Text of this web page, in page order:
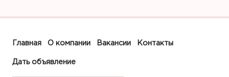
Главная О компании Вакансии Контакты
Дать объявление